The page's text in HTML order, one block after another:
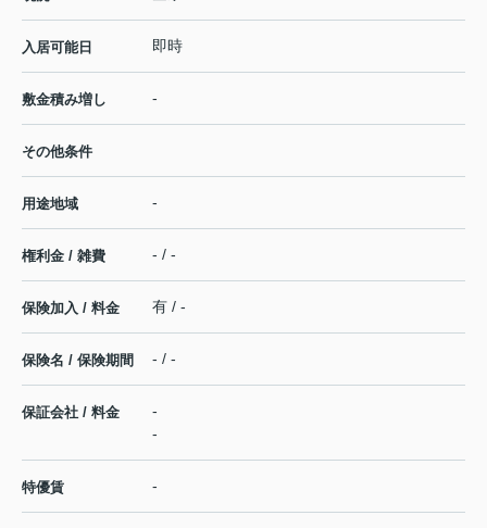
入居可能日 即時
敷金積み増し -
その他条件
用途地域 -
権利金 / 雑費 - / -
保険加入 / 料金 有 / -
保険名 / 保険期間 - / -
保証会社 / 料金
-
-
特優賃 -